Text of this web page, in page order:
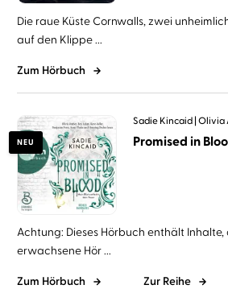
Die raue Küste Cornwalls, zwei
auf den Klippe ...
Zum Hörbuch
NEU
Sadie Kincaid Olivia
Promised in
Achtung: Dieses Hörbuch enthält
erwachsene Hör ...
Zum Hörbuch Zur Reihe